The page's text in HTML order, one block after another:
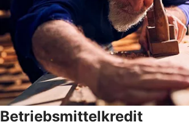
Betriebsmittelkredit